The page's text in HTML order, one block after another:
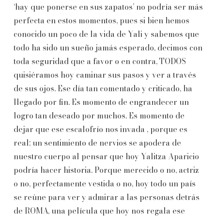
‘hay que ponerse en sus zapatos’ no podría ser más
perfecta en estos momentos, pues si bien hemos
conocido un poco de la vida de Yali y sabemos que
todo ha sido un sueño jamás esperado, decimos con
toda seguridad que a favor o en contra, TODOS
quisiéramos hoy caminar sus pasos y ver a través
de sus ojos. Ese día tan comentado y criticado, ha
llegado por fin. Es momento de engrandecer un
logro tan deseado por muchos. Es momento de
dejar que ese escalofrío nos invada , porque es
real; un sentimiento de nervios se apodera de
nuestro cuerpo al pensar que hoy Yalitza Aparicio
podría hacer historia. Porque merecido o no, actriz
o no, perfectamente vestida o no, hoy todo un país
se reúne para ver y admirar a las personas detrás
de ROMA, una película que hoy nos regala ese